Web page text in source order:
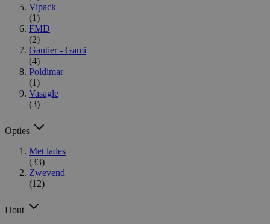
Vipack
(1)
FMD
(2)
Gautier - Gami
(4)
Poldimar
(1)
Vasagle
(3)
Opties
Met lades
(33)
Zwevend
(12)
Hout